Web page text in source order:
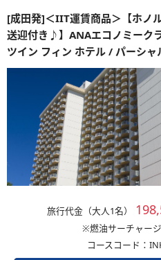
[成田発]＜IIT運賃商品＞【ホノ
送迎付き♪】ANAエコノミーク
ツイン フィン ホテル / パーシ
旅行代金（大人1名）
※燃油サーチャー
コースコード：